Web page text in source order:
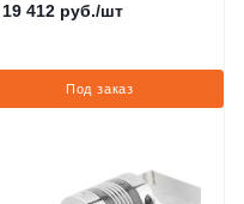
19 412 руб./шт
Под заказ